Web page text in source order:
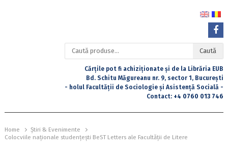
Caută
după:
Caută
Cărțile pot fi achiziționate și de la Librăria EUB
Bd. Schitu Măgureanu nr. 9, sector 1, București
- holul Facultății de Sociologie și Asistență Socială -
Contact: +4 0760 013 746
Home
Știri & Evenimente
Colocviile naționale studențești BeST Letters ale Facultății de Litere